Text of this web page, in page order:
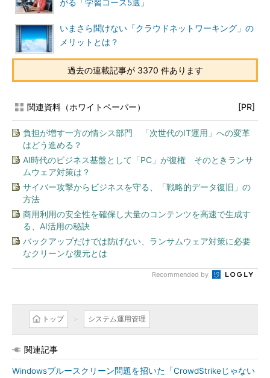
がる「学習コース5選」
いまさら聞けない「クラウドネットワーキング」の
メリットとは？
過去の連載記事が 3370 件あります
関連資料（ホワイトペーパー） [PR]
負担が増す一方の情シス部門 「次世代のIT運用」への変革
はどう進める？
AI時代のビジネス基盤として「PC」が復権 そのときランサ
ムウェア対策は？
サイバー攻撃からビジネスを守る、「戦略的データ復旧」の
方法
商用利用の安全性を確保し大量のコンテンツを高速で生成す
る、AI活用の秘訣
バックアップだけでは防げない、ランサムウェア対策に必要
なクリーンな復元とは
Recommended by
トップ システム運用管理
関連記事
Windowsブルースクリーン問題を招いた「CrowdStrikeじゃない